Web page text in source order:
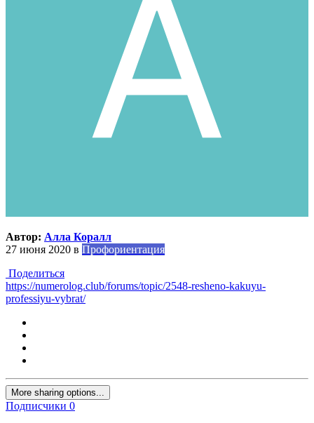
Автор: Алла Коралл
27 июня 2020 в Профориентация
Поделиться
https://numerolog.club/forums/topic/2548-resheno-kakuyu-
professiyu-vybrat/
More sharing options...
Подписчики 0